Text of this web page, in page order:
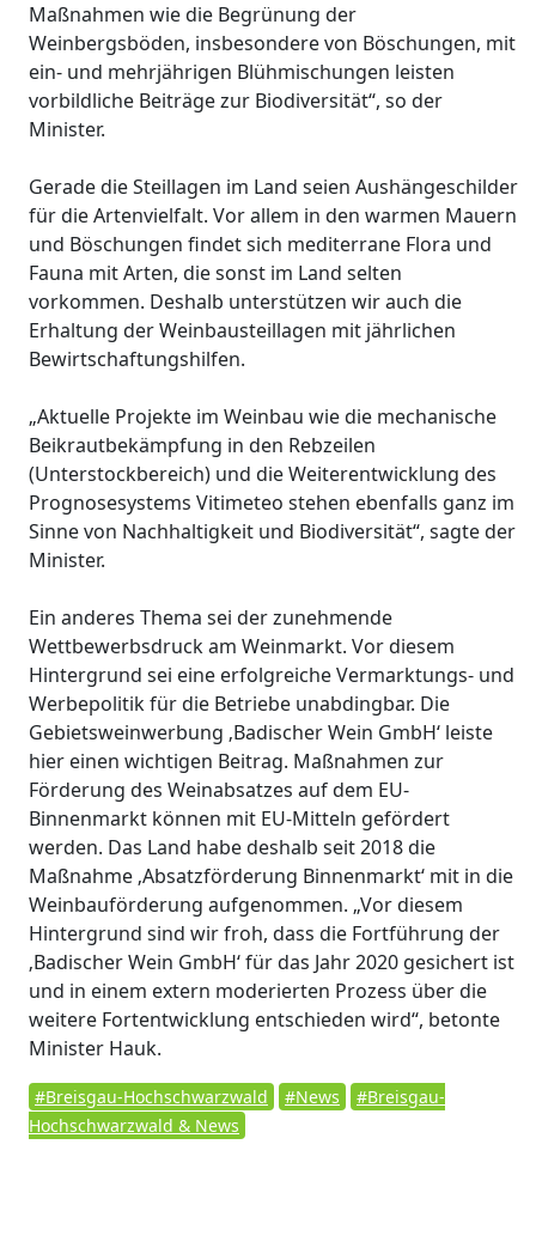
Maßnahmen wie die Begrünung der
Weinbergsböden, insbesondere von Böschungen, mit
ein- und mehrjährigen Blühmischungen leisten
vorbildliche Beiträge zur Biodiversität“, so der
Minister.
Gerade die Steillagen im Land seien Aushängeschilder
für die Artenvielfalt. Vor allem in den warmen Mauern
und Böschungen findet sich mediterrane Flora und
Fauna mit Arten, die sonst im Land selten
vorkommen. Deshalb unterstützen wir auch die
Erhaltung der Weinbausteillagen mit jährlichen
Bewirtschaftungshilfen.
„Aktuelle Projekte im Weinbau wie die mechanische
Beikrautbekämpfung in den Rebzeilen
(Unterstockbereich) und die Weiterentwicklung des
Prognosesystems Vitimeteo stehen ebenfalls ganz im
Sinne von Nachhaltigkeit und Biodiversität“, sagte der
Minister.
Ein anderes Thema sei der zunehmende
Wettbewerbsdruck am Weinmarkt. Vor diesem
Hintergrund sei eine erfolgreiche Vermarktungs- und
Werbepolitik für die Betriebe unabdingbar. Die
Gebietsweinwerbung ‚Badischer Wein GmbH‘ leiste
hier einen wichtigen Beitrag. Maßnahmen zur
Förderung des Weinabsatzes auf dem EU-
Binnenmarkt können mit EU-Mitteln gefördert
werden. Das Land habe deshalb seit 2018 die
Maßnahme ‚Absatzförderung Binnenmarkt‘ mit in die
Weinbauförderung aufgenommen. „Vor diesem
Hintergrund sind wir froh, dass die Fortführung der
‚Badischer Wein GmbH‘ für das Jahr 2020 gesichert ist
und in einem extern moderierten Prozess über die
weitere Fortentwicklung entschieden wird“, betonte
Minister Hauk.
#Breisgau-Hochschwarzwald #News
#Breisgau-
Hochschwarzwald & News